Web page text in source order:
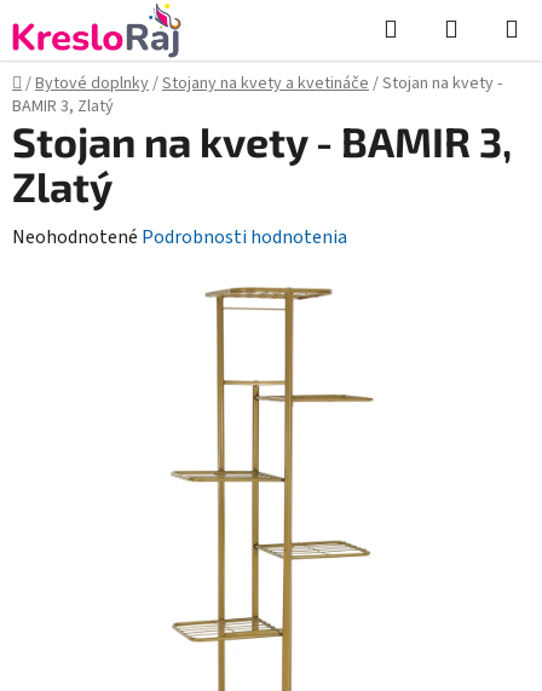
na
obsah
Hľadať
KOŠÍK
Domov
/Bytové doplnky/Stojany na kvety a kvetináče/Stojan na kvety -
BAMIR 3, Zlatý
Stojan na kvety - BAMIR 3,
Zlatý
Priemerné
Neohodnotené Podrobnosti hodnotenia